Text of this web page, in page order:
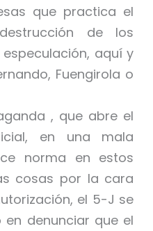
que practica el
de los
aquí y
Fuengirola o
, que abre el
en una mala
norma en estos
cosas por la cara
el 5-J se
denunciar que el